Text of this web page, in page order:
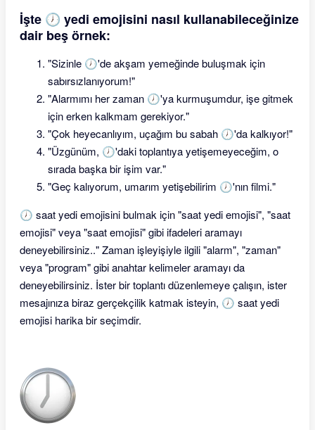
İşte 🕖 yedi emojisini nasıl kullanabileceğinize
dair beş örnek:
"Sizinle 🕖'de akşam yemeğinde buluşmak için
sabırsızlanıyorum!"
"Alarmımı her zaman 🕖'ya kurmuşumdur, işe gitmek
için erken kalkmam gerekiyor."
"Çok heyecanlıyım, uçağım bu sabah 🕖'da kalkıyor!"
"Üzgünüm, 🕖'daki toplantıya yetişemeyeceğim, o
sırada başka bir işim var."
"Geç kalıyorum, umarım yetişebilirim 🕖'nın filmi."
🕖 saat yedi emojisini bulmak için "saat yedi emojisi", "saat
emojisi" veya "saat emojisi" gibi ifadeleri aramayı
deneyebilirsiniz.." Zaman işleyişiyle ilgili "alarm", "zaman"
veya "program" gibi anahtar kelimeler aramayı da
deneyebilirsiniz. İster bir toplantı düzenlemeye çalışın, ister
mesajınıza biraz gerçekçilik katmak isteyin, 🕖 saat yedi
emojisi harika bir seçimdir.